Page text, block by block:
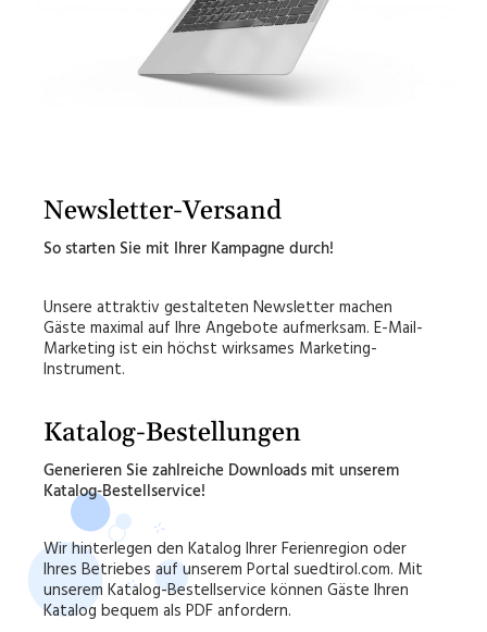
Newsletter-Versand
So starten Sie mit Ihrer Kampagne durch!
Unsere attraktiv gestalteten Newsletter machen
Gäste maximal auf Ihre Angebote aufmerksam. E-Mail-
Marketing ist ein höchst wirksames Marketing-
Instrument.
Katalog-Bestellungen
Generieren Sie zahlreiche Downloads mit unserem
Katalog-Bestellservice!
Wir hinterlegen den Katalog Ihrer Ferienregion oder
Ihres Betriebes auf unserem Portal suedtirol.com. Mit
unserem Katalog-Bestellservice können Gäste Ihren
Katalog bequem als PDF anfordern.